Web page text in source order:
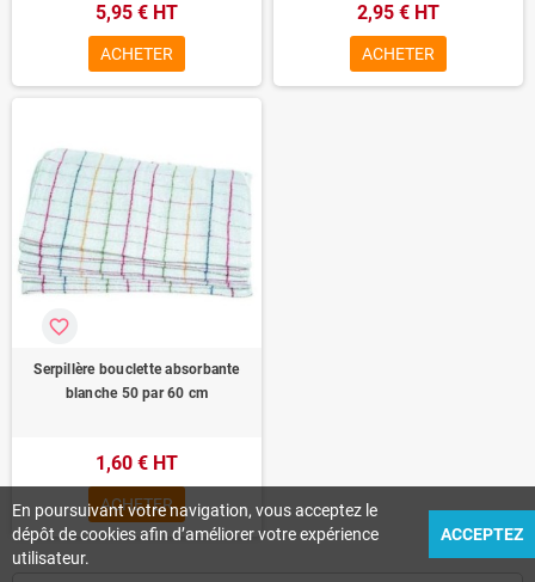
5,95 € HT
ACHETER
2,95 € HT
ACHETER
Serpillère bouclette absorbante
blanche 50 par 60 cm
favorite_border
1,60 € HT
ACHETER
En poursuivant votre navigation, vous acceptez le
dépôt de cookies afin d’améliorer votre expérience
utilisateur.
ACCEPTEZ